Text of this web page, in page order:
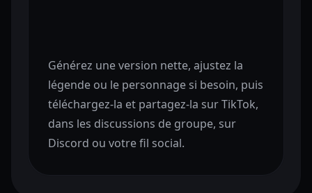
Générez une version nette, ajustez la
légende ou le personnage si besoin, puis
téléchargez-la et partagez-la sur TikTok,
dans les discussions de groupe, sur
Discord ou votre fil social.